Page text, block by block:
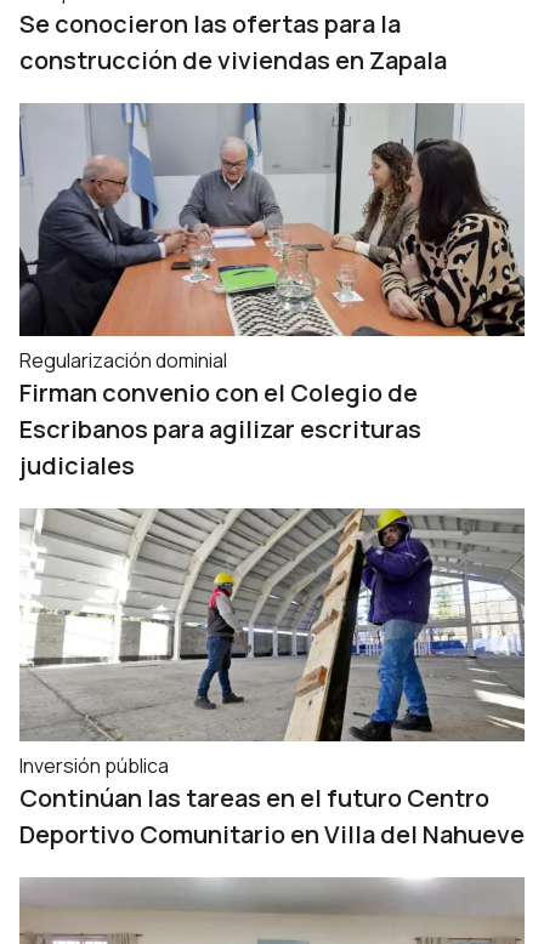
Se conocieron las ofertas para la
construcción de viviendas en Zapala
Regularización dominial
Firman convenio con el Colegio de
Escribanos para agilizar escrituras
judiciales
Inversión pública
Continúan las tareas en el futuro Centro
Deportivo Comunitario en Villa del Nahueve